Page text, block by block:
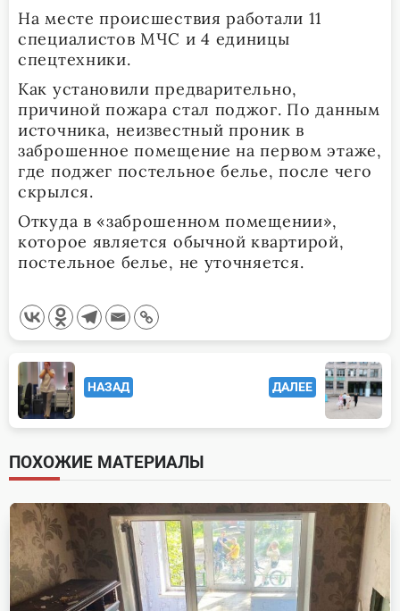
На месте происшествия работали 11
специалистов МЧС и 4 единицы
спецтехники.
Как установили предварительно,
причиной пожара стал поджог. По данным
источника, неизвестный проник в
заброшенное помещение на первом этаже,
где поджег постельное белье, после чего
скрылся.
Откуда в «заброшенном помещении»,
которое является обычной квартирой,
постельное белье, не уточняется.
<span
class="nav-
subtitle
screen-
reader-
text">Page</span>
НАЗАД ДАЛЕЕ
ПОХОЖИЕ МАТЕРИАЛЫ